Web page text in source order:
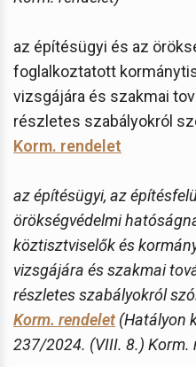
az építésügyi és az
foglalkoztatott
vizsgájára és szakmai
részletes szabályokról
Korm. rendelet
az építésügyi, az
örökségvédelmi
köztisztviselők és
vizsgájára és szakmai
részletes szabályokról
Korm. rendelet (Hatályon
237/2024. (VIII. 8.) Korm.